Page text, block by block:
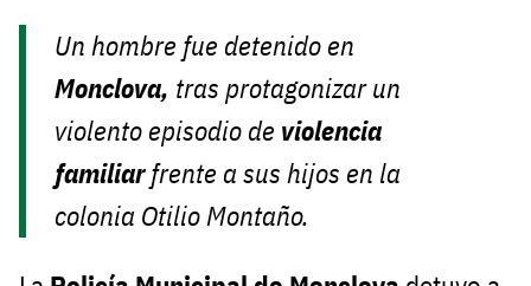
Un hombre fue detenido en
Monclova, tras protagonizar un
violento episodio de violencia
familiarfrente a sus hijos en la
colonia Otilio Montaño.